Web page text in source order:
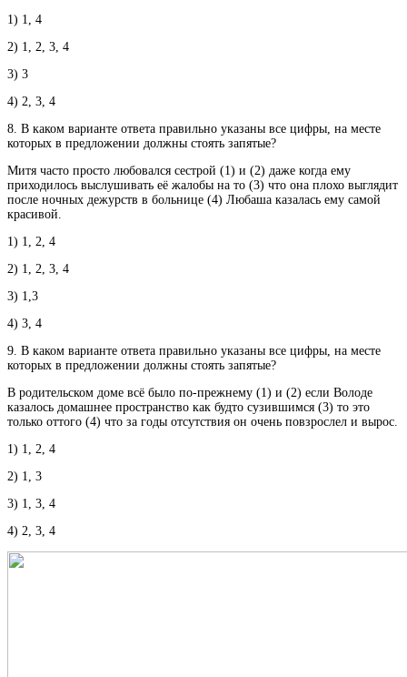
1) 1, 4
2) 1, 2, 3, 4
3) 3
4) 2, 3, 4
8. В каком варианте ответа правильно указаны все цифры, на месте
которых в предложении должны стоять запятые?
Митя часто просто любовался сестрой (1) и (2) даже когда ему
приходилось выслушивать её жалобы на то (3) что она плохо выглядит
после ночных дежурств в больнице (4) Любаша казалась ему самой
красивой.
1) 1, 2, 4
2) 1, 2, 3, 4
3) 1,3
4) 3, 4
9. В каком варианте ответа правильно указаны все цифры, на месте
которых в предложении должны стоять запятые?
В родительском доме всё было по-прежнему (1) и (2) если Володе
казалось домашнее пространство как будто сузившимся (3) то это
только оттого (4) что за годы отсутствия он очень повзрослел и вырос.
1) 1, 2, 4
2) 1, 3
3) 1, 3, 4
4) 2, 3, 4